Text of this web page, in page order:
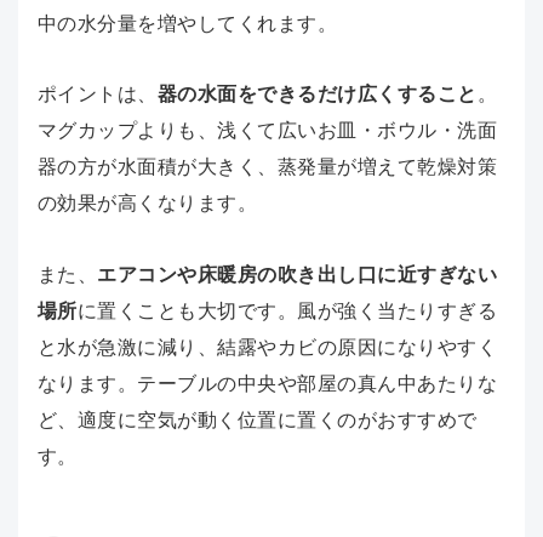
中の水分量を増やしてくれます。
ポイントは、 器の水面をできるだけ広くすること 。
マグカップよりも、浅くて広いお皿・ボウル・洗面
器の方が水面積が大きく、蒸発量が増えて乾燥対策
の効果が高くなります。
また、 エアコンや床暖房の吹き出し口に近すぎない
場所に置くことも大切です。風が強く当たりすぎる
と水が急激に減り、結露やカビの原因になりやすく
なります。テーブルの中央や部屋の真ん中あたりな
ど、適度に空気が動く位置に置くのがおすすめで
す。